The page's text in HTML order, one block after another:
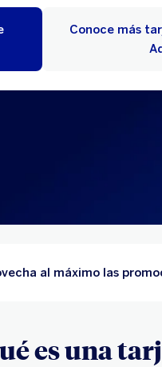
Conoce más
al máximo las
es una